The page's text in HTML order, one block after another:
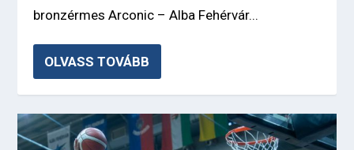
bronzérmes Arconic – Alba Fehérvár...
OLVASS TOVÁBB